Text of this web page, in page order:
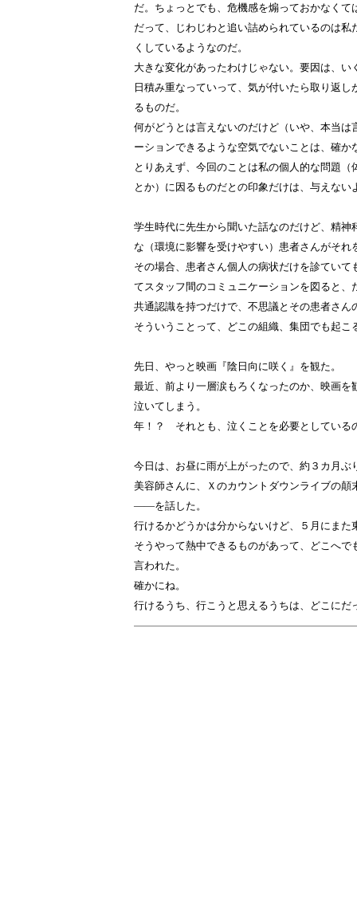
だ。ちょっとでも、危機感を煽っておかなくて
だって、じわじわと追い詰められているのは
くしているようなのだ。
大きな変化があったわけじゃない。要因は、
日積み重なっていって、気が付いたら取り返
るものだ。
何がどうとは言えないのだけど（いや、本当
ーションできるような空気でないことは、確か
とりあえず、今回のことは私の個人的な問題
とか）に因るものだとの印象だけは、与えない
学生時代に先生から聞いた話なのだけど、精
な（環境に影響を受けやすい）患者さんがそ
その場合、患者さん個人の病状だけを診てい
てスタッフ間のコミュニケーションを図ると
共通認識を持つだけで、不思議とその患者さ
そういうことって、どこの組織、集団でも起こ
先日、やっと映画『陰日向に咲く』を観た。
最近、前より一層涙もろくなったのか、映画
泣いてしまう。
年！？ それとも、泣くことを必要としている
今日は、お昼に雨が上がったので、約３カ月ぶ
美容師さんに、Ｘのカウントダウンライブの
――を話した。
行けるかどうかは分からないけど、５月にま
そうやって熱中できるものがあって、どこへ
言われた。
確かにね。
行けるうち、行こうと思えるうちは、どこに